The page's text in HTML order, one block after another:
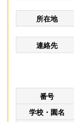
所在地
連絡先
番号
学校・園名